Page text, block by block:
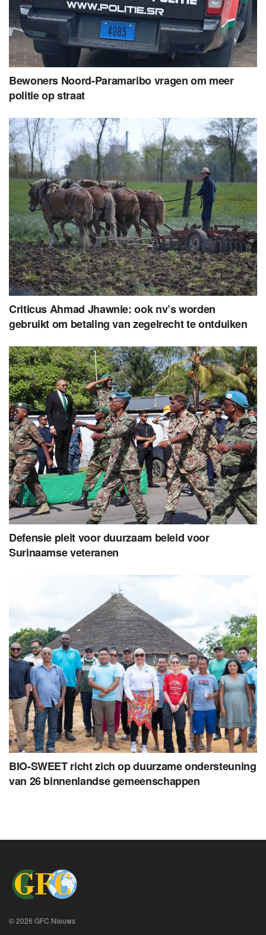
Bewoners Noord-Paramaribo vragen om meer
politie op straat
Criticus Ahmad Jhawnie: ook nv’s worden
gebruikt om betaling van zegelrecht te ontduiken
Defensie pleit voor duurzaam beleid voor
Surinaamse veteranen
BIO-SWEET richt zich op duurzame ondersteuning
van 26 binnenlandse gemeenschappen
© 2026 GFC Nieuws